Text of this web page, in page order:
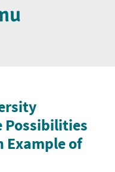
Possibilities
Example of